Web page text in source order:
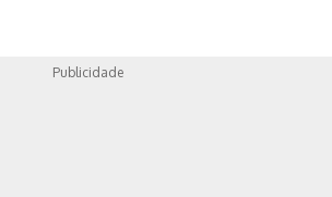
Publicidade